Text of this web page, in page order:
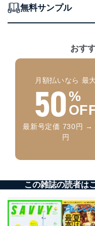
施し、個人情報の漏
正に努めます。
機器を取り扱
の不要なアク
アクセス者の識別
機器に標準装
ーザーアカウ
ベース等を取
者を識別・認
外部からの不正ア
個人データを
システムを最
により、これ
情報システムの使
メール等によ
送信する場合
無料サンプル
おす
月額払いなら 最大
50%
最新号定価 730円 →
円
この雑誌の読者は